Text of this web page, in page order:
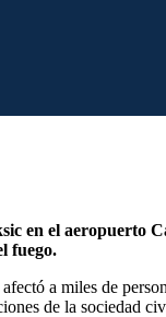
en el aeropuerto
fuego.
a miles de
de la sociedad